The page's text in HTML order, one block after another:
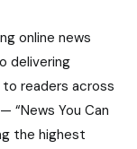
online news
delivering
readers across
“News You Can
the highest